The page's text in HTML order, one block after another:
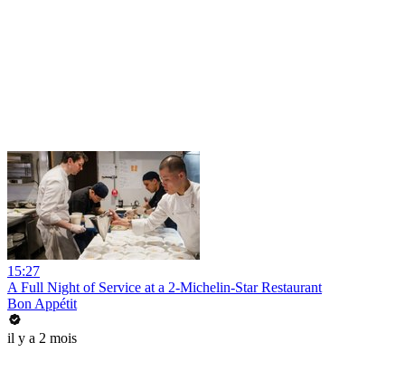
15:27
A Full Night of Service at a 2-Michelin-Star Restaurant
Bon Appétit
il y a 2 mois